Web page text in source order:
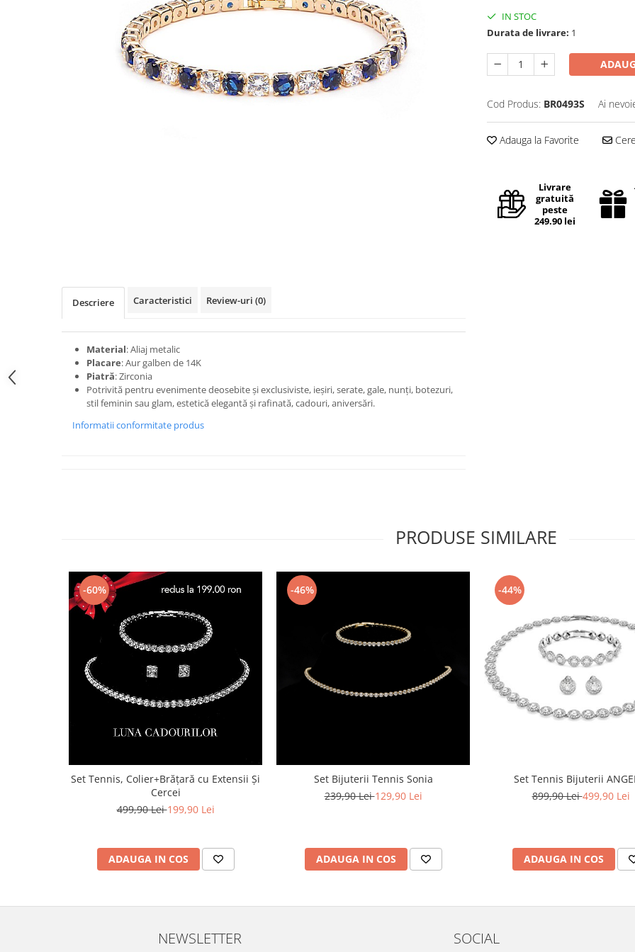
IN STOC
Durata de livrare: 1
Cod Produs: BR0493S Ai
Adauga la Favorite
Livrare
gratuită
peste
249.90 lei
Descriere Caracteristici Review-uri (0)
Material: Aliaj metalic
Placare: Aur galben de 14K
Piatră: Zirconia
Potrivită pentru evenimente deosebite și exclusiviste, ieșiri, serate, gale, nunți, botezuri,
stil feminin sau glam, estetică elegantă și rafinată, cadouri, aniversări.
Informatii conformitate produs
PRODUSE SIMILARE
-60%
Set Tennis, Colier+Brățară cu Extensii Și
Cercei
499,90 Lei199,90 Lei
ADAUGA IN COS
-46%
Set Bijuterii Tennis Sonia
239,90 Lei129,90 Lei
ADAUGA IN COS
-44%
Set Tennis Bijuterii
899,90 Lei499,90 Lei
ADAUGA IN COS
NEWSLETTER SOCIAL